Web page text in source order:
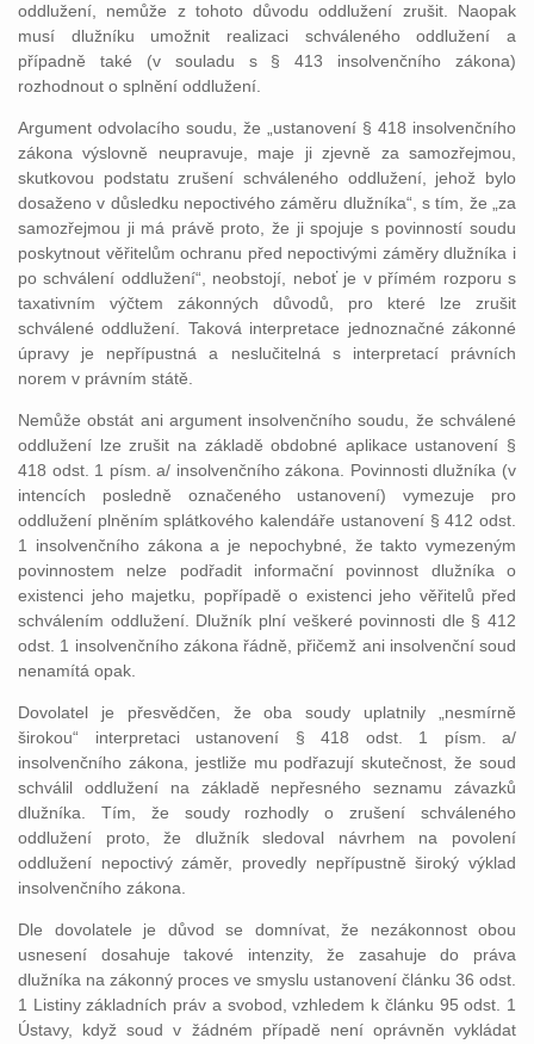
oddlužení, nemůže z tohoto důvodu oddlužení zrušit. Naopak
musí dlužníku umožnit realizaci schváleného oddlužení a
případně také (v souladu s § 413 insolvenčního zákona)
rozhodnout o splnění oddlužení.
Argument odvolacího soudu, že „ustanovení § 418 insolvenčního
zákona výslovně neupravuje, maje ji zjevně za samozřejmou,
skutkovou podstatu zrušení schváleného oddlužení, jehož bylo
dosaženo v důsledku nepoctivého záměru dlužníka“, s tím, že „za
samozřejmou ji má právě proto, že ji spojuje s povinností soudu
poskytnout věřitelům ochranu před nepoctivými záměry dlužníka i
po schválení oddlužení“, neobstojí, neboť je v přímém rozporu s
taxativním výčtem zákonných důvodů, pro které lze zrušit
schválené oddlužení. Taková interpretace jednoznačné zákonné
úpravy je nepřípustná a neslučitelná s interpretací právních
norem v právním státě.
Nemůže obstát ani argument insolvenčního soudu, že schválené
oddlužení lze zrušit na základě obdobné aplikace ustanovení §
418 odst. 1 písm. a/ insolvenčního zákona. Povinnosti dlužníka (v
intencích posledně označeného ustanovení) vymezuje pro
oddlužení plněním splátkového kalendáře ustanovení § 412 odst.
1 insolvenčního zákona a je nepochybné, že takto vymezeným
povinnostem nelze podřadit informační povinnost dlužníka o
existenci jeho majetku, popřípadě o existenci jeho věřitelů před
schválením oddlužení. Dlužník plní veškeré povinnosti dle § 412
odst. 1 insolvenčního zákona řádně, přičemž ani insolvenční soud
nenamítá opak.
Dovolatel je přesvědčen, že oba soudy uplatnily „nesmírně
širokou“ interpretaci ustanovení § 418 odst. 1 písm. a/
insolvenčního zákona, jestliže mu podřazují skutečnost, že soud
schválil oddlužení na základě nepřesného seznamu závazků
dlužníka. Tím, že soudy rozhodly o zrušení schváleného
oddlužení proto, že dlužník sledoval návrhem na povolení
oddlužení nepoctivý záměr, provedly nepřípustně široký výklad
insolvenčního zákona.
Dle dovolatele je důvod se domnívat, že nezákonnost obou
usnesení dosahuje takové intenzity, že zasahuje do práva
dlužníka na zákonný proces ve smyslu ustanovení článku 36 odst.
1 Listiny základních práv a svobod, vzhledem k článku 95 odst. 1
Ústavy, když soud v žádném případě není oprávněn vykládat